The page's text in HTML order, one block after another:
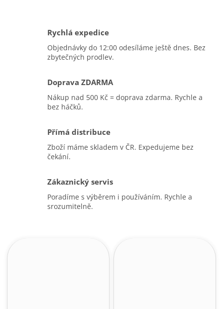
Rychlá expedice
Objednávky do 12:00 odesíláme ještě dnes. Bez
zbytečných prodlev.
Doprava ZDARMA
Nákup nad 500 Kč = doprava zdarma. Rychle a
bez háčků.
Přímá distribuce
Zboží máme skladem v ČR. Expedujeme bez
čekání.
Zákaznický servis
Poradíme s výběrem i používáním. Rychle a
srozumitelně.